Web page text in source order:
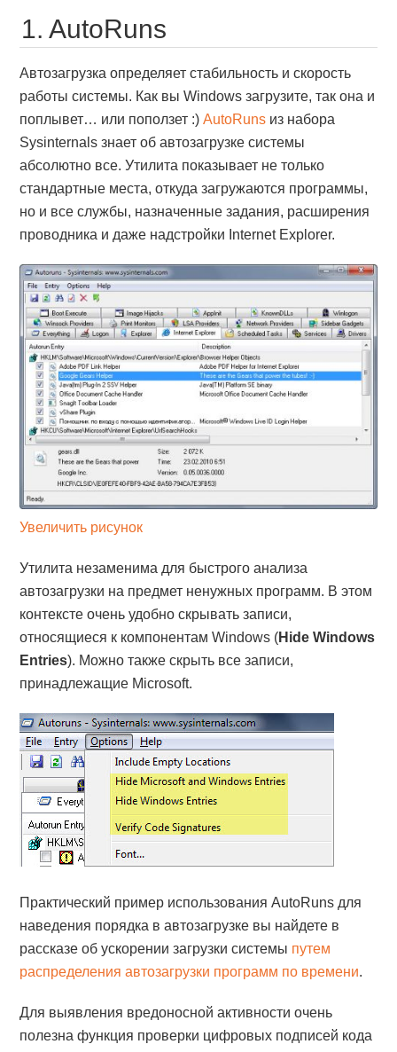
1. AutoRuns
Автозагрузка определяет стабильность и скорость
работы системы. Как вы Windows загрузите, так она и
поплывет… или поползет :)AutoRuns из набора
Sysinternals знает об автозагрузке системы
абсолютно все. Утилита показывает не только
стандартные места, откуда загружаются программы,
но и все службы, назначенные задания, расширения
проводника и даже надстройки Internet Explorer.
Увеличить рисунок
Утилита незаменима для быстрого анализа
автозагрузки на предмет ненужных программ. В этом
контексте очень удобно скрывать записи,
относящиеся к компонентам Windows (Hide Windows
Entries). Можно также скрыть все записи,
принадлежащие Microsoft.
Практический пример использования AutoRuns для
наведения порядка в автозагрузке вы найдете в
рассказе об ускорении загрузки системы путем
распределения автозагрузки программ по времени.
Для выявления вредоносной активности очень
полезна функция проверки цифровых подписей кода